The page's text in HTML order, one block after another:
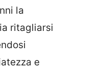
la
ritagliarsi
e